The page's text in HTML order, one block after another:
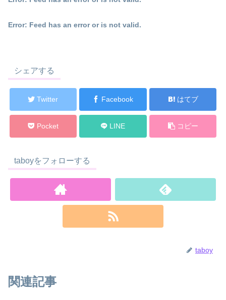
Error: Feed has an error or is not valid.
シェアする
Twitter Facebook はてブ
Pocket LINE コピー
taboyをフォローする
taboy
関連記事